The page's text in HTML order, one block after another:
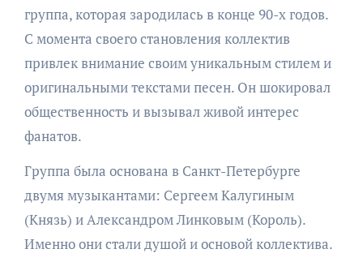
группа, которая зародилась в конце 90-х годов.
С момента своего становления коллектив
привлек внимание своим уникальным стилем и
оригинальными текстами песен. Он шокировал
общественность и вызывал живой интерес
фанатов.
Группа была основана в Санкт-Петербурге
двумя музыкантами: Сергеем Калугиным
(Князь) и Александром Линковым (Король).
Именно они стали душой и основой коллектива.